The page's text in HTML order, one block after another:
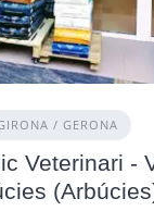
/ GERONA
Veterinari -